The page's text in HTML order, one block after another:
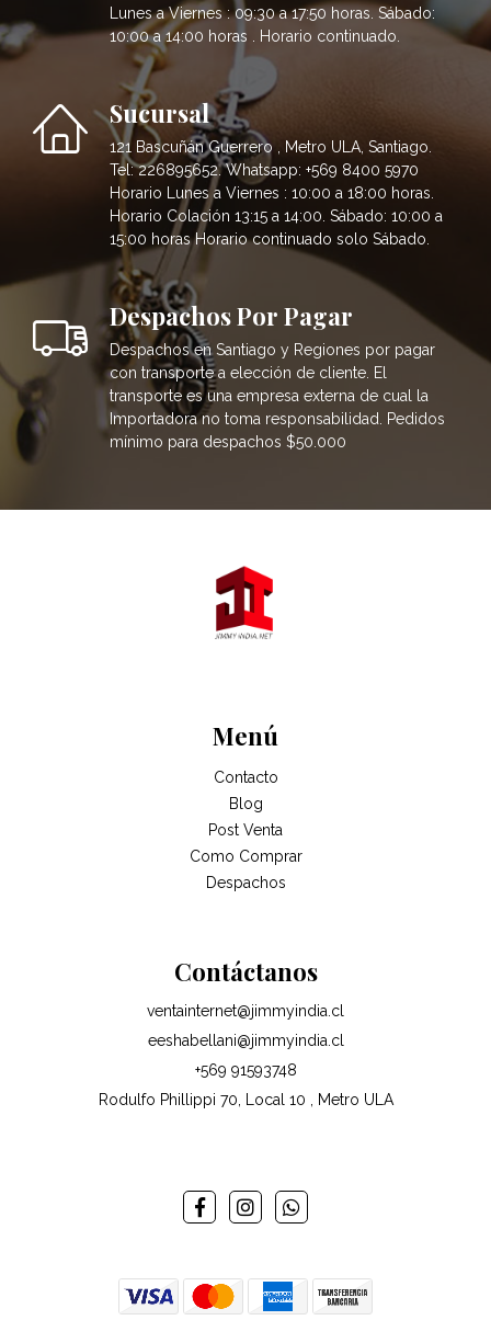
Lunes a Viernes : 09:30 a 17:50 horas. Sábado:
10:00 a 14:00 horas . Horario continuado.
Sucursal
121 Bascuñán Guerrero , Metro ULA, Santiago.
Tel: 226895652. Whatsapp: +569 8400 5970
Horario Lunes a Viernes : 10:00 a 18:00 horas.
Horario Colación 13:15 a 14:00. Sábado: 10:00 a
15:00 horas Horario continuado solo Sábado.
Despachos Por Pagar
Despachos en Santiago y Regiones por pagar
con transporte a elección de cliente. El
transporte es una empresa externa de cual la
Importadora no toma responsabilidad. Pedidos
mínimo para despachos $50.000
Menú
Contacto
Blog
Post Venta
Como Comprar
Despachos
Contáctanos
ventainternet@jimmyindia.cl
eeshabellani@jimmyindia.cl
+569 91593748
Rodulfo Phillippi 70, Local 10 , Metro ULA